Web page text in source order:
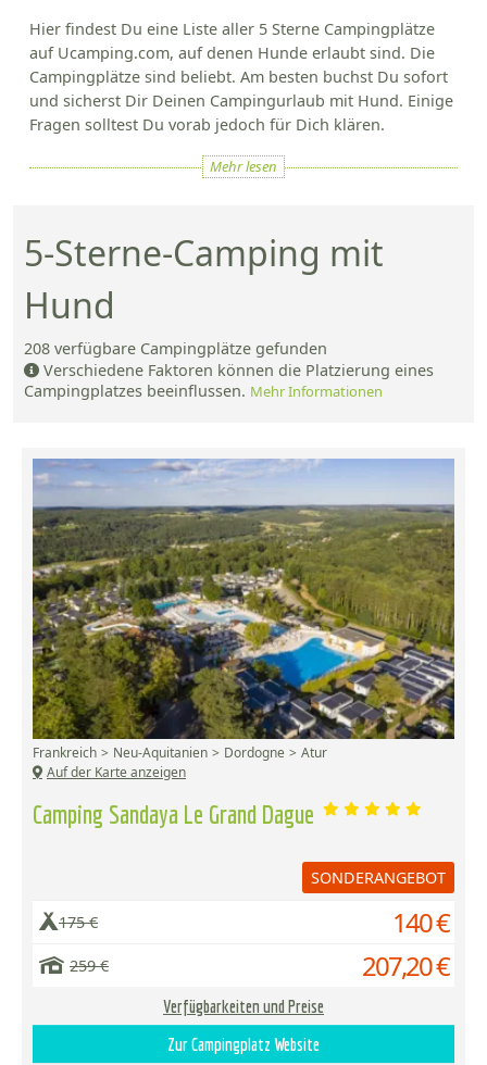
Hier findest Du eine Liste aller 5 Sterne Campingplätze
auf Ucamping.com, auf denen Hunde erlaubt sind. Die
Campingplätze sind beliebt. Am besten buchst Du sofort
und sicherst Dir Deinen Campingurlaub mit Hund. Einige
Fragen solltest Du vorab jedoch für Dich klären.
Mehr lesen
5-Sterne-Camping mit
Hund
208 verfügbare Campingplätze gefunden
Verschiedene Faktoren können die Platzierung eines
Campingplatzes beeinflussen. Mehr Informationen
Camping Sandaya Le Grand Dague
Frankreich Neu-Aquitanien Dordogne
Atur
Auf der Karte anzeigen
SONDERANGEBOT
175 € 140 €
259 € 207,20 €
Verfügbarkeiten und Preise
Zur Campingplatz Website